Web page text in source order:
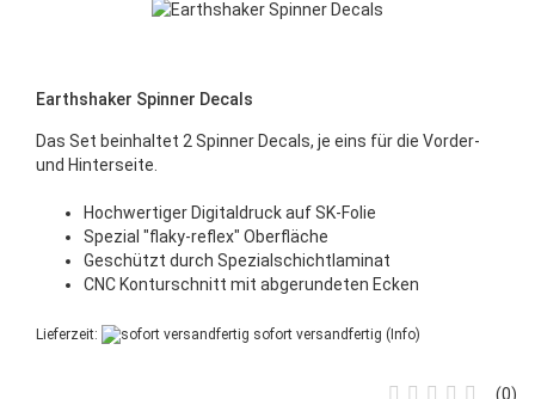
Earthshaker Spinner Decals
Das Set beinhaltet 2 Spinner Decals, je eins für die Vorder-
und Hinterseite.
Hochwertiger Digitaldruck auf SK-Folie
Spezial "flaky-reflex" Oberfläche
Geschützt durch Spezialschichtlaminat
CNC Konturschnitt mit abgerundeten Ecken
Lieferzeit: sofort versandfertig (Info)
0